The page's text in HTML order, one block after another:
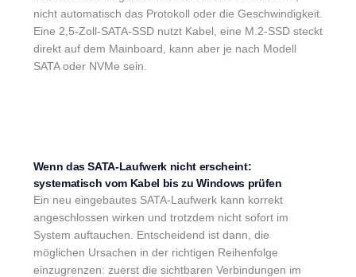
nicht automatisch das Protokoll oder die Geschwindigkeit.
Eine 2,5-Zoll-SATA-SSD nutzt Kabel, eine M.2-SSD steckt
direkt auf dem Mainboard, kann aber je nach Modell
SATA oder NVMe sein.
Wenn das SATA-Laufwerk nicht erscheint:
systematisch vom Kabel bis zu Windows prüfen
Ein neu eingebautes SATA-Laufwerk kann korrekt
angeschlossen wirken und trotzdem nicht sofort im
System auftauchen. Entscheidend ist dann, die
möglichen Ursachen in der richtigen Reihenfolge
einzugrenzen: zuerst die sichtbaren Verbindungen im